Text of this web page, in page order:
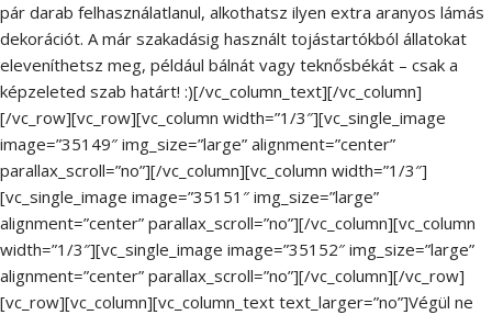
pár darab felhasználatlanul, alkothatsz ilyen extra aranyos lámás
dekorációt. A már szakadásig használt tojástartókból állatokat
eleveníthetsz meg, például bálnát vagy teknősbékát – csak a
képzeleted szab határt! :)[/vc_column_text][/vc_column]
[/vc_row][vc_row][vc_column width=”1/3″][vc_single_image
image=”35149″ img_size=”large” alignment=”center”
parallax_scroll=”no”][/vc_column][vc_column width=”1/3″]
[vc_single_image image=”35151″ img_size=”large”
alignment=”center” parallax_scroll=”no”][/vc_column][vc_column
width=”1/3″][vc_single_image image=”35152″ img_size=”large”
alignment=”center” parallax_scroll=”no”][/vc_column][/vc_row]
[vc_row][vc_column][vc_column_text text_larger=”no”]Végül ne